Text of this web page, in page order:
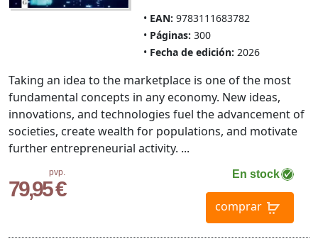
EAN: 9783111683782
Páginas: 300
Fecha de edición: 2026
pvp.
79,95 €
En stock
comprar
Taking an idea to the marketplace is one of the most
fundamental concepts in any economy. New ideas,
innovations, and technologies fuel the advancement of
societies, create wealth for populations, and motivate
further entrepreneurial activity. ...